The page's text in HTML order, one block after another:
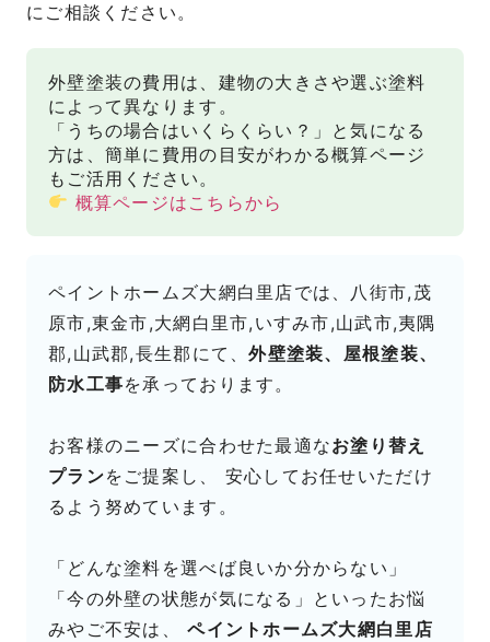
にご相談ください。
外壁塗装の費用は、建物の大きさや選ぶ塗料
によって異なります。
「うちの場合はいくらくらい？」と気になる
方は、簡単に費用の目安がわかる概算ページ
もご活用ください。
概算ページはこちらから
ペイントホームズ大網白里店では、八街市,茂
原市,東金市,大網白里市,いすみ市,山武市,夷隅
郡,山武郡,長生郡にて、外壁塗装、屋根塗装、
防水工事を承っております。
お客様のニーズに合わせた最適なお塗り替え
プランをご提案し、 安心してお任せいただけ
るよう努めています。
「どんな塗料を選べば良いか分からない」
「今の外壁の状態が気になる」といったお悩
みやご不安は、ペイントホームズ大網白里店